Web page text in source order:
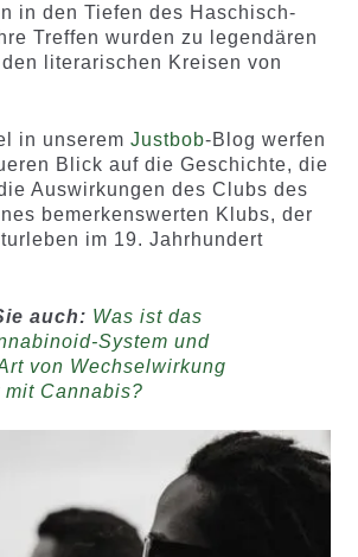
in den Tiefen des Haschisch-
Treffen wurden zu legendären
literarischen Kreisen von
in unserem Justbob-Blog werfen
Blick auf die Geschichte, die
Auswirkungen des Clubs des
bemerkenswerten Klubs, der
im 19. Jahrhundert
auch: Was ist das
System und
von Wechselwirkung
mit Cannabis?